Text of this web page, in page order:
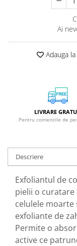
GreenPoint Trade
H3D - O'TOM(2
Hegron Cosmetics
Laboratoarele
produse)
Laboratoire
Landgarten GMBH
produse)
Laropharm (25
Lavera (4 produse)
Liking S.p.A. (3
Mebra Brasov (54
Nateen (28 produse)
Protectie Anti-
Sapun Natural
Servetele Umede/
Uleiuri Esentiale
Ai
Adauga la
LIVRARE
Pentru comenzile de
Descriere
Exfoliantul de
pielii o
celulele
exfoliante de
Permite o
active ce